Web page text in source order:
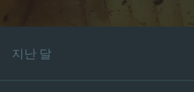
지난 달